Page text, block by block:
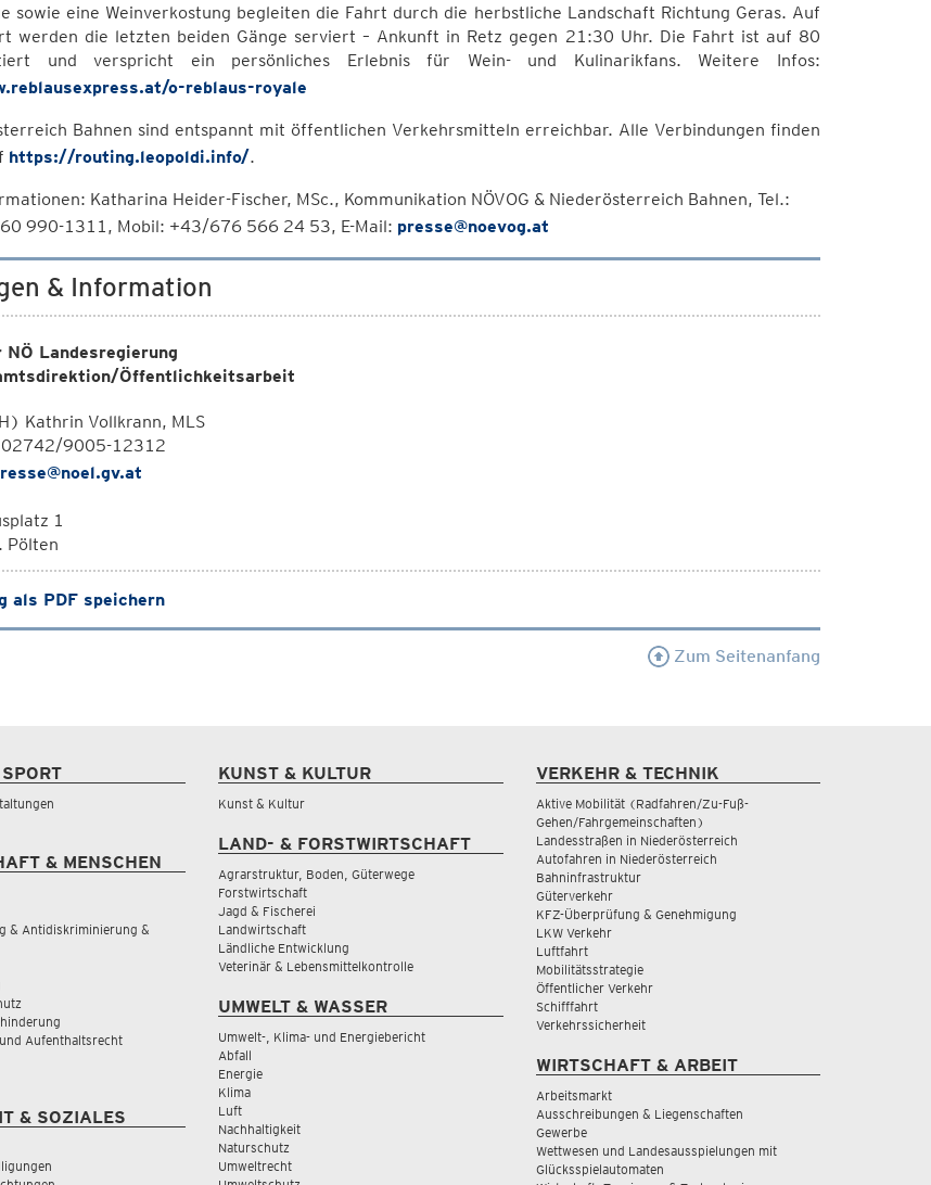
sowie eine Weinverkostung begleiten die Fahrt durch die herbstliche Landschaft Richtung Geras. Auf
werden die letzten beiden Gänge serviert – Ankunft in Retz gegen 21:30 Uhr. Die Fahrt ist auf 80
und verspricht ein persönliches Erlebnis für Wein- und Kulinarikfans. Weitere Infos:
o-reblaus-royale
Bahnen sind entspannt mit öffentlichen Verkehrsmitteln erreichbar. Alle Verbindungen finden
https://routing.leopoldi.info/.
Katharina Heider-Fischer, MSc., Kommunikation NÖVOG & Niederösterreich Bahnen, Tel.:
990-1311, Mobil: +43/676 566 24 53, E-Mail: presse@noevog.at
& Information
Landesregierung
Öffentlichkeitsarbeit
Kathrin Vollkrann, MLS
02742/9005-12312
1
Pölten
als PDF speichern
Zum Seitenanfang
& MENSCHEN
& Antidiskriminierung &
Aufenthaltsrecht
& SOZIALES
KUNST & KULTUR
Kunst & Kultur
LAND- & FORSTWIRTSCHAFT
Agrarstruktur, Boden, Güterwege
Forstwirtschaft
Jagd & Fischerei
Landwirtschaft
Ländliche Entwicklung
Veterinär & Lebensmittelkontrolle
UMWELT & WASSER
Umwelt-, Klima- und Energiebericht
Abfall
Energie
Klima
Luft
Nachhaltigkeit
Naturschutz
Umweltrecht
VERKEHR & TECHNIK
Aktive Mobilität (Radfahren/Zu-Fuß-
Gehen/Fahrgemeinschaften)
Landesstraßen in Niederösterreich
Autofahren in Niederösterreich
Bahninfrastruktur
Güterverkehr
KFZ-Überprüfung & Genehmigung
LKW Verkehr
Luftfahrt
Mobilitätsstrategie
Öffentlicher Verkehr
Schifffahrt
Verkehrssicherheit
WIRTSCHAFT & ARBEIT
Arbeitsmarkt
Ausschreibungen & Liegenschaften
Gewerbe
Wettwesen und Landesausspielungen mit
Glücksspielautomaten